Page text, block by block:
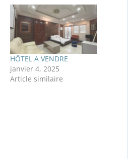
de terran TF, piscine, 68
etc.
TF pieds dans l'eau, avec
etc.
tous les papiers .prix
HÔTEL A VENDRE
janvier 4, 2025
Article similaire